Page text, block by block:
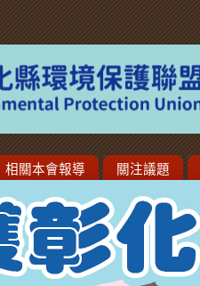
相關本會報導 關注議題